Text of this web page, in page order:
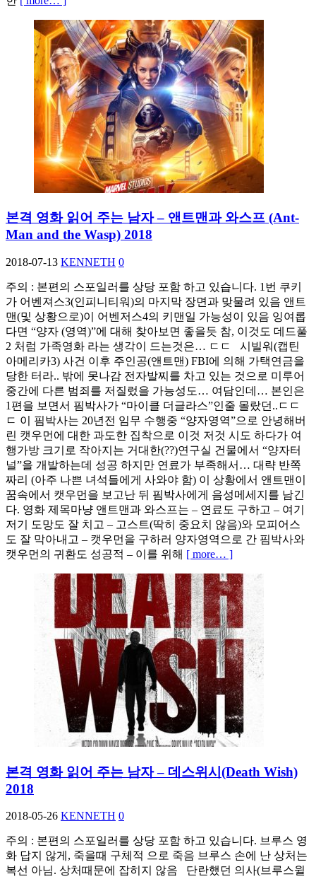
본격 영화 읽어 주는 남자 – 앤트맨과 와스프 (Ant-
Man and the Wasp) 2018
2018-07-13 KENNETH 0
주의 : 본편의 스포일러를 상당 포함 하고 있습니다. 1번 쿠키
가 어벤져스3(인피니티워)의 마지막 장면과 맞물려 있음 앤트
맨(및 상황으로)이 어벤저스4의 키맨일 가능성이 있음 잉여롭
다면 “양자 (영역)”에 대해 찾아보면 좋을듯 참, 이것도 데드풀
2 처럼 가족영화 라는 생각이 드는것은… ㄷㄷ 시빌워(캡틴
아메리카3) 사건 이후 주인공(앤트맨) FBI에 의해 가택연금을
당한 터라.. 밖에 못나감 전자발찌를 차고 있는 것으로 미루어
중간에 다른 범죄를 저질렀을 가능성도… 여담인데… 본인은
1편을 보면서 핌박사가 “마이클 더글라스”인줄 몰랐던..ㄷㄷ
ㄷ 이 핌박사는 20년전 임무 수행중 “양자영역”으로 안녕해버
린 캣우먼에 대한 과도한 집착으로 이것 저것 시도 하다가 여
행가방 크기로 작아지는 거대한(??)연구실 건물에서 “양자터
널”을 개발하는데 성공 하지만 연료가 부족해서… 대략 반쪽
짜리 (아주 나쁜 녀석들에게 사와야 함) 이 상황에서 앤트맨이
꿈속에서 캣우먼을 보고난 뒤 핌박사에게 음성메세지를 남긴
다. 영화 제목마냥 앤트맨과 와스프는 – 연료도 구하고 – 여기
저기 도망도 잘 치고 – 고스트(딱히 중요치 않음)와 모피어스
도 잘 막아내고 – 캣우먼을 구하러 양자영역으로 간 핌박사와
캣우먼의 귀환도 성공적 – 이를 위해 [ more… ]
본격 영화 읽어 주는 남자 – 데스위시(Death Wish)
2018
2018-05-26 KENNETH 0
주의 : 본편의 스포일러를 상당 포함 하고 있습니다. 브루스 영
화 답지 않게, 죽을때 구체적 으로 죽음 브루스 손에 난 상처는
복선 아님. 상처때문에 잡히지 않음 단란했던 의사(브루스윌